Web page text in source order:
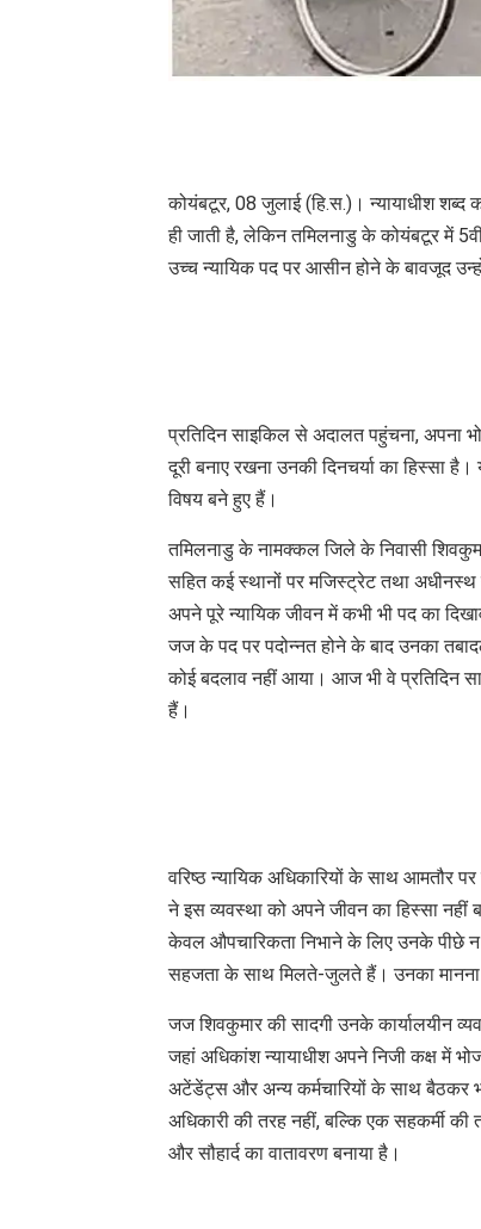
कोयंबटूर, 08 जुलाई (हि.स.)। न्यायाधीश शब्द
ही जाती है, लेकिन तमिलनाडु के कोयंबटूर में
उच्च न्यायिक पद पर आसीन होने के बावजूद
प्रतिदिन साइकिल से अदालत पहुंचना, अपना
दूरी बनाए रखना उनकी दिनचर्या का हिस्सा
विषय बने हुए हैं।
तमिलनाडु के नामक्कल जिले के निवासी
सहित कई स्थानों पर मजिस्ट्रेट तथा
अपने पूरे न्यायिक जीवन में कभी भी पद का
जज के पद पर पदोन्नत होने के बाद उनका
कोई बदलाव नहीं आया। आज भी वे प्रतिदिन
हैं।
वरिष्ठ न्यायिक अधिकारियों के साथ आमतौर
ने इस व्यवस्था को अपने जीवन का हिस्सा नहीं
केवल औपचारिकता निभाने के लिए उनके पीछे
सहजता के साथ मिलते-जुलते हैं। उनका मानना है
जज शिवकुमार की सादगी उनके कार्यालयीन
जहां अधिकांश न्यायाधीश अपने निजी कक्ष में
अटेंडेंट्स और अन्य कर्मचारियों के साथ बैठकर
अधिकारी की तरह नहीं, बल्कि एक सहकर्मी
और सौहार्द का वातावरण बनाया है।